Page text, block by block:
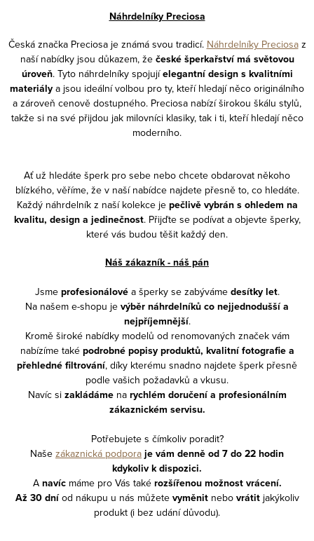
Náhrdelníky Preciosa
Česká značka Preciosa je známá svou tradicí. Náhrdelníky Preciosaz
naší nabídky jsou důkazem, že české šperkařství má světovou
úroveň. Tyto náhrdelníky spojujíelegantní design s kvalitními
materiály a jsou ideální volbou pro ty, kteří hledají něco originálního
a zároveň cenově dostupného. Preciosa nabízí širokou škálu stylů,
takže si na své přijdou jak milovníci klasiky, tak i ti, kteří hledají něco
moderního.
Ať už hledáte šperk pro sebe nebo chcete obdarovat někoho
blízkého, věříme, že v naší nabídce najdete přesně to, co hledáte.
Každý náhrdelník z naší kolekce je pečlivě vybrán s ohledem na
kvalitu, design a jedinečnost. Přijďte se podívat a objevte šperky,
které vás budou těšit každý den.
Náš zákazník - náš pán
Jsme profesionálovéa šperky se zabýváme desítky let.
Na našem e-shopu je výběr náhrdelníků co nejjednodušší a
nejpříjemnější.
Kromě široké nabídky modelů od renomovaných značek vám
nabízíme také podrobné popisy produktů, kvalitní fotografie a
přehledné filtrování, díky kterému snadno najdete šperk přesně
podle vašich požadavků a vkusu.
Navíc si zakládámena rychlém doručení a profesionálním
zákaznickém servisu.
Potřebujete s čímkoliv poradit?
Naše zákaznická podpora je vám denně od 7 do 22 hodin
kdykolivk dispozici.
A navícmáme pro Vás takérozšířenou možnost vrácení.
Až 30 dníod nákupu u nás můžete vyměnitnebo vrátitjakýkoliv
produkt (i bez udání důvodu).